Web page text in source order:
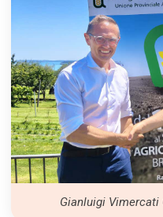
Gianluigi